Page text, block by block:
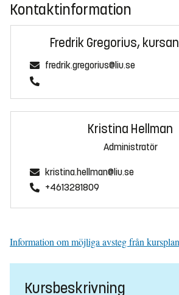
Kontaktinformation
Fredrik Gregorius,
fredrik.gregorius@liu.se
Kristina Hellman
Administratör
kristina.hellman@liu.se
+4613281809
Information om möjliga avsteg från
Kursbeskrivning